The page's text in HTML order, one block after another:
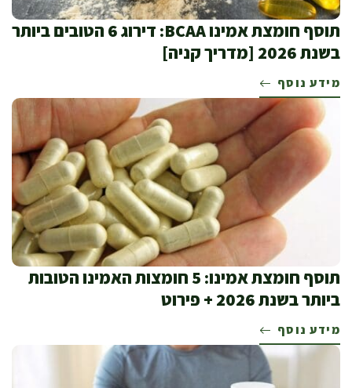
תוסף חומצת אמינו BCAA: דירוג 6 הטובים ביותר
בשנת 2026 [מדריך קניה]
מידע נוסף
תוסף חומצת אמינו: 5 חומצות האמינו הטובות
ביותר בשנת 2026 + פירוט
מידע נוסף